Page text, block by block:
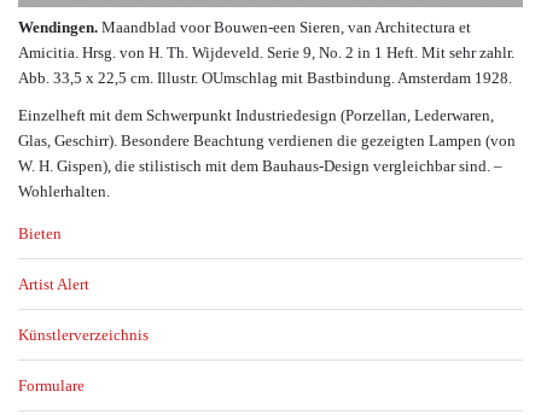
Wendingen. Maandblad voor Bouwen-een Sieren, van Architectura et
Amicitia. Hrsg. von H. Th. Wijdeveld. Serie 9, No. 2 in 1 Heft. Mit sehr zahlr.
Abb. 33,5 x 22,5 cm. Illustr. OUmschlag mit Bastbindung. Amsterdam 1928.
Einzelheft mit dem Schwerpunkt Industriedesign (Porzellan, Lederwaren,
Glas, Geschirr). Besondere Beachtung verdienen die gezeigten Lampen (von
W. H. Gispen), die stilistisch mit dem Bauhaus-Design vergleichbar sind. –
Wohlerhalten.
Bieten
Artist Alert
Künstlerverzeichnis
Formulare